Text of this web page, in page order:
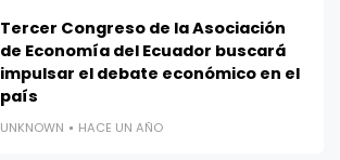
Tercer Congreso de la Asociación
de Economía del Ecuador buscará
impulsar el debate económico en el
país
UNKNOWN HACE UN AÑO